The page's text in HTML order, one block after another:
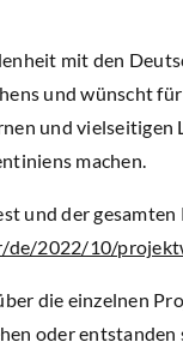
mit den
und wünscht
und vielseitigen
machen.
und der
de/2022/10/
die einzelnen
oder entstanden